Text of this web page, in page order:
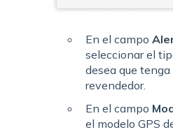
En el campo
seleccionar el
desea que tenga
revendedor.
En el campo
el modelo GPS